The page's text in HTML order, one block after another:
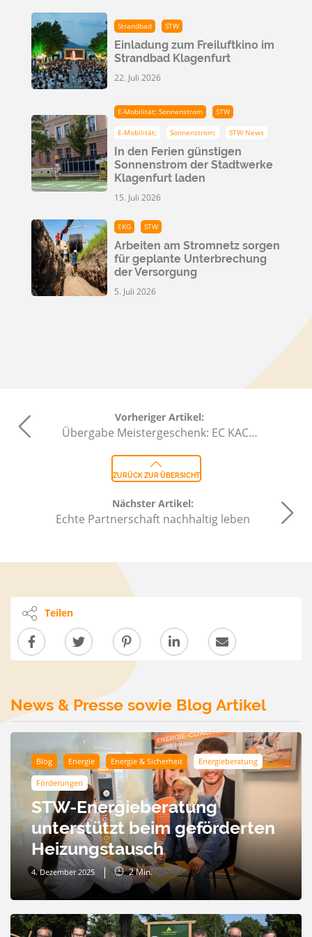
Strandbad STW
Einladung zum Freiluftkino im
Strandbad Klagenfurt
22. Juli 2026
E-Mobilität; Sonnenstrom STW
E-Mobilität; Sonnenstrom; STW News
In den Ferien günstigen
Sonnenstrom der Stadtwerke
Klagenfurt laden
15. Juli 2026
EKG STW
Arbeiten am Stromnetz sorgen
für geplante Unterbrechung
der Versorgung
5. Juli 2026
Vorheriger Artikel:
Übergabe Meistergeschenk: EC KAC…
ZURÜCK ZUR ÜBERSICHT
Nächster Artikel:
Echte Partnerschaft nachhaltig leben
Teilen
News & Presse sowie Blog Artikel
Blog Energie Energie & Sicherheit Energieberatung
Förderungen
STW-Energieberatung
unterstützt beim geförderten
Heizungstausch
4. Dezember 2025 2Min.